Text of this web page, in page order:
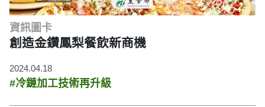
資訊圖卡
創造金鑽鳳梨餐飲新商機
2024.04.18
#冷鏈加工技術再升級